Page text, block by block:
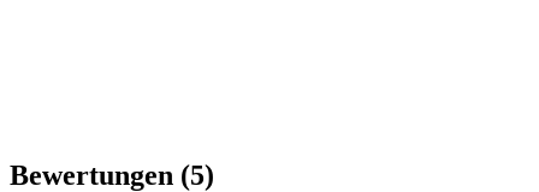
Bewertungen (5)